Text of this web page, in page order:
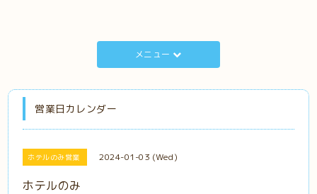
メニュー
営業日カレンダー
ホテルのみ営業 2024-01-03 (Wed)
ホテルのみ